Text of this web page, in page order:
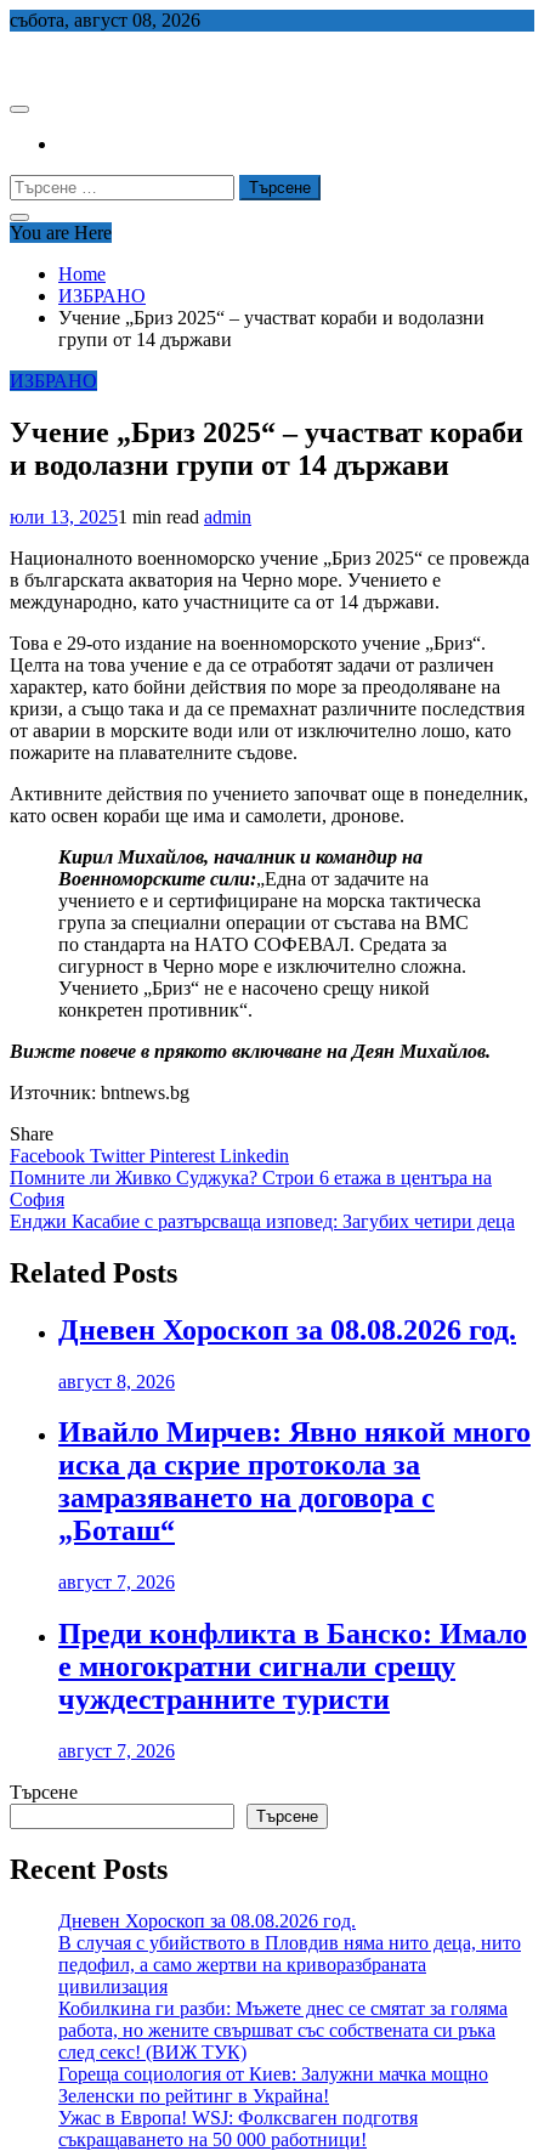
Skip
събота, август 08, 2026
Търсене
за:
You are Here
Home
ИЗБРАНО
Учение „Бриз 2025“ – участват кораби и водолазни
групи от 14 държави
ИЗБРАНО
Учение „Бриз 2025“ – участват кораби
и водолазни групи от 14 държави
юли 13, 20251 min read admin
Националното военноморско учение „Бриз 2025“ се провежда
в българската акватория на Черно море. Учението е
международно, като участниците са от 14 държави.
Това е 29-ото издание на военноморското учение „Бриз“.
Целта на това учение е да се отработят задачи от различен
характер, като бойни действия по море за преодоляване на
кризи, а също така и да се премахнат различните последствия
от аварии в морските води или от изключително лошо, като
пожарите на плавателните съдове.
Активните действия по учението започват още в понеделник,
като освен кораби ще има и самолети, дронове.
Кирил Михайлов, началник и командир на
Военноморските сили:„Една от задачите на
учението е и сертифициране на морска тактическа
група за специални операции от състава на ВМС
по стандарта на НАТО СОФЕВАЛ. Средата за
сигурност в Черно море е изключително сложна.
Учението „Бриз“ не е насочено срещу никой
конкретен противник“.
Вижте повече в прякото включване на Деян Михайлов.
Източник: bntnews.bg
Share
Facebook TwitterPinterest Linkedin
Навигация
Помните ли Живко Суджука? Строи 6 етажа в центъра на
София
Енджи Касабие с разтърсваща изповед: Загубих четири деца
Related Posts
Дневен Хороскоп за 08.08.2026 год.
август 8, 2026
Ивайло Мирчев: Явно някой много
иска да скрие протокола за
замразяването на договора с
„Боташ“
август 7, 2026
Преди конфликта в Банско: Имало
е многократни сигнали срещу
чуждестранните туристи
август 7, 2026
Търсене
Търсене
Recent Posts
Дневен Хороскоп за 08.08.2026 год.
В случая с убийството в Пловдив няма нито деца, нито
педофил, а само жертви на криворазбраната
цивилизация
Кобилкина ги разби: Мъжете днес се смятат за голяма
работа, но жените свършват със собствената си ръка
след секс! (ВИЖ ТУК)
Гореща социология от Киев: Залужни мачка мощно
Зеленски по рейтинг в Украйна!
Ужас в Европа! WSJ: Фолксваген подготвя
съкращаването на 50 000 работници!